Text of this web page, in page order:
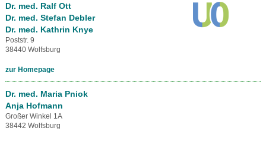
Dr. med. Ralf Ott
Dr. med. Stefan Debler
Dr. med. Kathrin Knye
Poststr. 9
38440 Wolfsburg
zur Homepage
Dr. med. Maria Pniok
Anja Hofmann
Großer Winkel 1A
38442 Wolfsburg